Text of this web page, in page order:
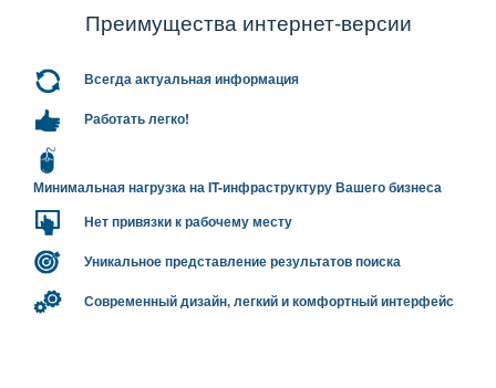
Преимущества интернет-версии
сегда актуальная информация
Работать легко!
Минимальная нагрузка на IT-инфраструктуру Вашего бизнеса
Нет привязки к рабочему месту
Уникальное представление результатов поиска
Современный дизайн, легкий и комфортный интерфейс